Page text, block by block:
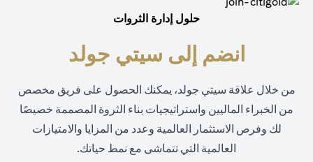
حلول إدارة الثروات
انضم إلى سيتي جولد
من خلال علاقة سيتي جولد، يمكنك الحصول على فريق مخصص
من الخبراء الماليين واستراتيجيات بناء الثروة المصممة خصيصًا
لك وفرص الاستثمار العالمية وعدد من المزايا والامتيازات
العالمية التي تتماشى مع نمط حياتك.